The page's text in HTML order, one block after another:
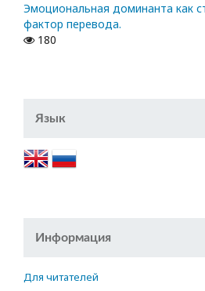
Эмоциональная доминанта как
фактор перевода.
180
Язык
Информация
Для читателей